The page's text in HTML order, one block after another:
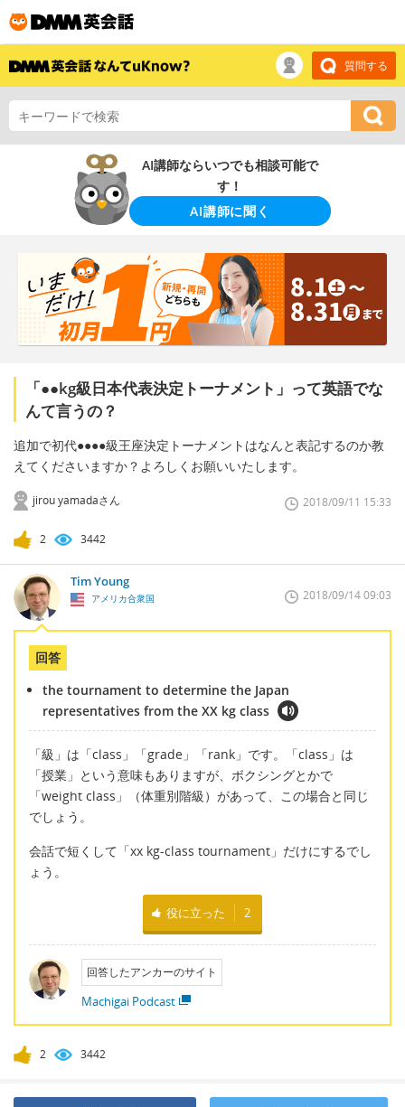
質問する
AI講師ならいつでも相談可能で
す！
AI講師に聞く
「●●kg級日本代表決定トーナメント」って英語でな
んて言うの？
追加で初代●●●●級王座決定トーナメントはなんと表記するのか教
えてくださいますか？よろしくお願いいたします。
jirou yamadaさん 2018/09/11 15:33
2 3442
Tim Young
アメリカ合衆国 2018/09/14 09:03
回答
the tournament to determine the Japan
representatives from the XX kg class
「級」は「class」「grade」「rank」です。「class」は
「授業」という意味もありますが、ボクシングとかで
「weight class」（体重別階級）があって、この場合と同じ
でしょう。
会話で短くして「xx kg-class tournament」だけにするでし
ょう。
役に立った 2
回答したアンカーのサイト
Machigai Podcast
2 3442